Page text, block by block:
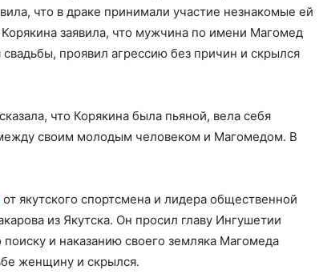
что в драке принимали участие незнакомые ей
заявила, что мужчина по имени Магомед
проявил агрессию без причин и скрылся
что Корякина была пьяной, вела себя
своим молодым человеком и Магомедом. В
от якутского спортсмена и лидера общественной
из Якутска. Он просил главу Ингушетии
и наказанию своего земляка Магомеда
женщину и скрылся.